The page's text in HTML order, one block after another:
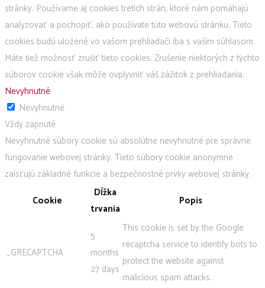
stránky. Používame aj cookies tretích strán, ktoré nám pomáhajú
analyzovať a pochopiť, ako používate túto webovú stránku. Tieto
cookies budú uložené vo vašom prehliadači iba s vaším súhlasom.
Máte tiež možnosť zrušiť tieto cookies. Zrušenie niektorých z týchto
súborov cookie však môže ovplyvniť váš zážitok z prehliadania.
Nevyhnutné
Nevyhnutné
Vždy zapnuté
Nevyhnutné súbory cookie sú absolútne nevyhnutné pre správne
fungovanie webovej stránky. Tieto súbory cookie anonymne
zaisťujú základné funkcie a bezpečnostné prvky webovej stránky.
Cookie
Dĺžka
trvania
Popis
_GRECAPTCHA
5
months
27 days
This cookie is set by the Google
recaptcha service to identify bots to
protect the website against
malicious spam attacks.